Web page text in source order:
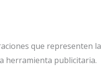
que representen la
herramienta publicitaria.